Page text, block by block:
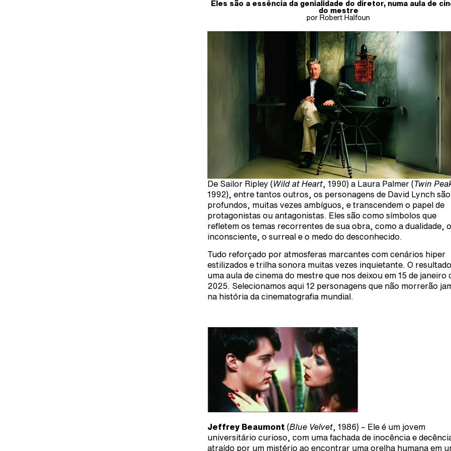
Eles são a essência da genialidade do diretor, numa aula de
do mestre
por Robert Halfoun
De Sailor Ripley (Wild at Heart , 1990) a Laura Palmer (Twin
1992), entre tantos outros, os personagens de David Lynch são
profundos, muitas vezes ambíguos, e transcendem o papel de
protagonistas ou antagonistas. Eles são como símbolos que
refletem os temas recorrentes de sua obra, como a dualidade, o
inconsciente, o surreal e o medo do desconhecido.
Tudo reforçado por atmosferas marcantes com cenários hiper
estilizados e trilha sonora muitas vezes inquietante. O
uma aula de cinema do mestre que nos deixou em 15 de janeiro
2025. Selecionamos aqui 12 personagens que não morrerão
na história da cinematografia mundial.
Jeffrey Beaumont (Blue Velvet , 1986) – Ele é um jovem
universitário curioso, com uma fachada de inocência e
atraído por um mistério ao encontrar uma orelha humana em